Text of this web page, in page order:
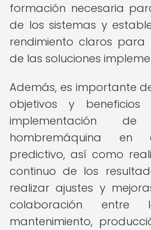
formación necesaria
de los sistemas y
rendimiento claros
de las soluciones
Además, es importante
objetivos y
implementación
hombremáquina en
predictivo, así como
continuo de los
realizar ajustes y
colaboración entre
mantenimiento,